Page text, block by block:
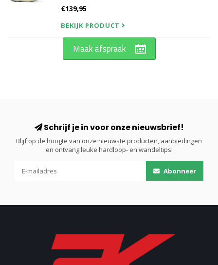
€139,95
BEKIJK PRODUCT
Maak afspraak
Schrijf je in voor onze nieuwsbrief!
Blijf op de hoogte van onze nieuwste producten, aanbiedingen
en ontvang leuke hardloop- en wandeltips!
Abonneer